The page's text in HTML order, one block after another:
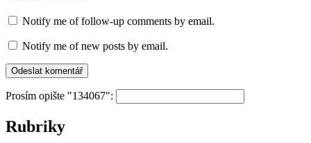
Notify me of follow-up comments by email.
Notify me of new posts by email.
Prosím opište "134067":
Rubriky